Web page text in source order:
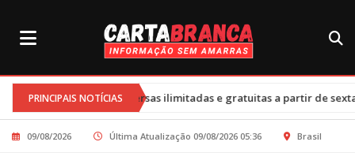
PRINCIPAIS NOTÍCIAS
conversas ilimitadas e gratuitas a partir de sexta-feira•Cortes
09/08/2026 Última Atualização 09/08/2026 05:36 Brasil